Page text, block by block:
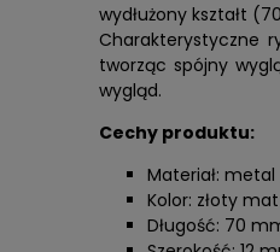
wydłużony kształt
Charakterystyczne
tworząc spójny
wygląd.
Cechy produktu:
Materiał:
Kolor: złoty mat
Długość: 70